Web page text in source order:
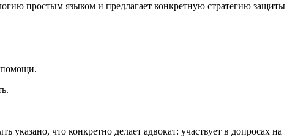
простым языком и предлагает конкретную стратегию защиты
помощи.
что конкретно делает адвокат: участвует в допросах на